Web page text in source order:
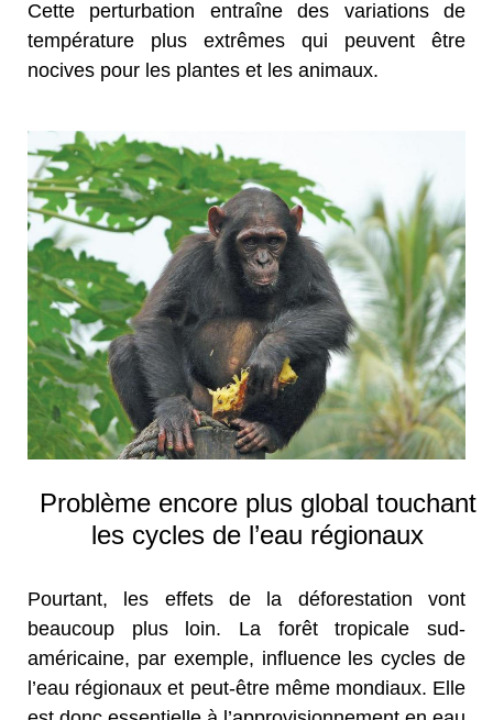
Cette perturbation entraîne des variations de
température plus extrêmes qui peuvent être
nocives pour les plantes et les animaux.
Problème encore plus global touchant
les cycles de l’eau régionaux
Pourtant, les effets de la déforestation vont
beaucoup plus loin. La forêt tropicale sud-
américaine, par exemple, influence les cycles de
l’eau régionaux et peut-être même mondiaux. Elle